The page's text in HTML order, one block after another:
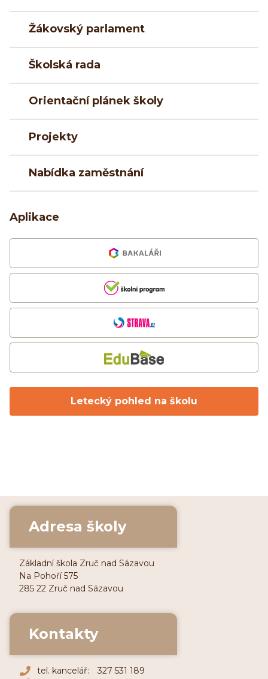
Žákovský parlament
Školská rada
Orientační plánek školy
Projekty
Nabídka zaměstnání
Aplikace
Letecký pohled na školu
Adresa školy
Základní škola Zruč nad Sázavou
Na Pohoří 575
285 22 Zruč nad Sázavou
Kontakty
tel. kancelář:
327 531 189